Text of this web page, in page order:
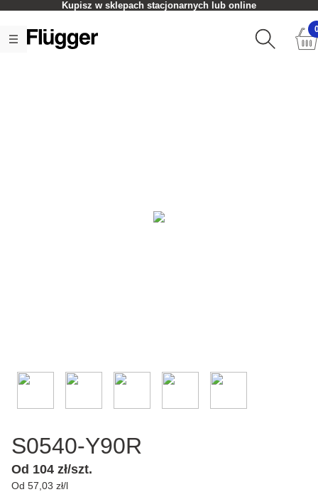
Kupisz w sklepach stacjonarnych lub online
S0540-Y90R
Od 104 zł/szt.
Od 57,03 zł/l